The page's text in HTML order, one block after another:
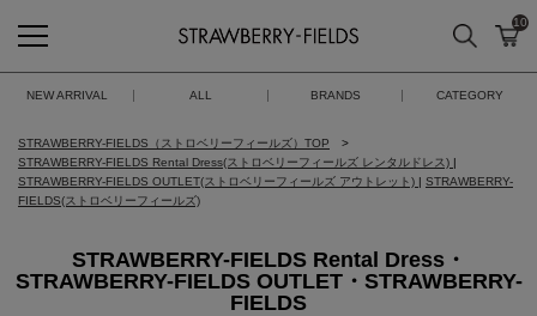
STRAWBERRY-FIELDS
検索 カ
10
NEW ARRIVAL ALL BRANDS CATEGORY
STRAWBERRY-FIELDS（ストロベリーフィールズ）TOP
STRAWBERRY-FIELDS Rental Dress(ストロベリーフィールズ レンタルドレス) |
STRAWBERRY-FIELDS OUTLET(ストロベリーフィールズ アウトレット) | STRAWBERRY-
FIELDS(ストロベリーフィールズ)
STRAWBERRY-FIELDS Rental Dress・
STRAWBERRY-FIELDS OUTLET・STRAWBERRY-
FIELDS